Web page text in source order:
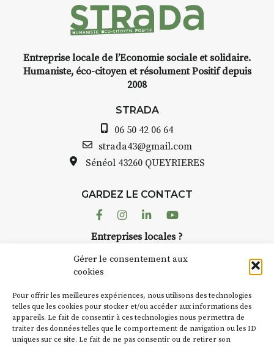
Gérer le consentement aux
cookies
Pour offrir les meilleures expériences, nous utilisons des technologies
telles que les cookies pour stocker et/ou accéder aux informations des
appareils. Le fait de consentir à ces technologies nous permettra de
traiter des données telles que le comportement de navigation ou les ID
uniques sur ce site. Le fait de ne pas consentir ou de retirer son
Entreprise locale de l’Economie sociale et solidaire.
Humaniste, éco-citoyen et résolument Positif depuis
2008
STRADA
06 50 42 06 64
strada43@gmail.com
Sénéol 43260 QUEYRIERES
GARDEZ LE CONTACT
FacebookInstagram
LinkedinYoutube
Entreprises locales ?
Suivez toute l'actu de Strada